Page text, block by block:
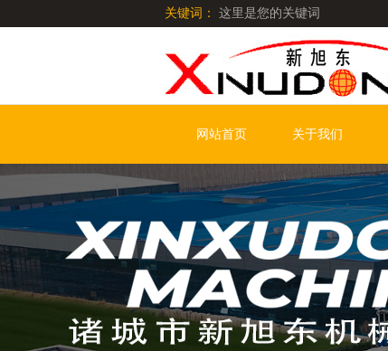
关键词： 这里是您的关键词
网站首页 关于我们